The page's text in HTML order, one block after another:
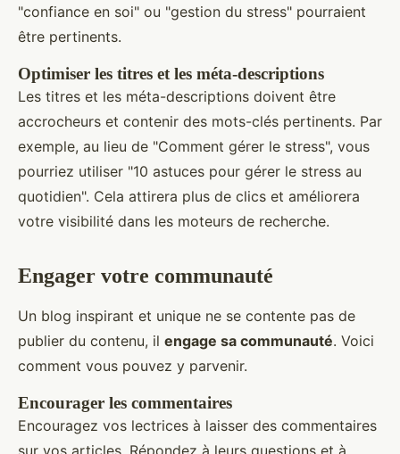
"confiance en soi" ou "gestion du stress" pourraient
être pertinents.
Optimiser les titres et les méta-descriptions
Les titres et les méta-descriptions doivent être
accrocheurs et contenir des mots-clés pertinents. Par
exemple, au lieu de "Comment gérer le stress", vous
pourriez utiliser "10 astuces pour gérer le stress au
quotidien". Cela attirera plus de clics et améliorera
votre visibilité dans les moteurs de recherche.
Engager votre communauté
Un blog inspirant et unique ne se contente pas de
publier du contenu, il engage sa communauté. Voici
comment vous pouvez y parvenir.
Encourager les commentaires
Encouragez vos lectrices à laisser des commentaires